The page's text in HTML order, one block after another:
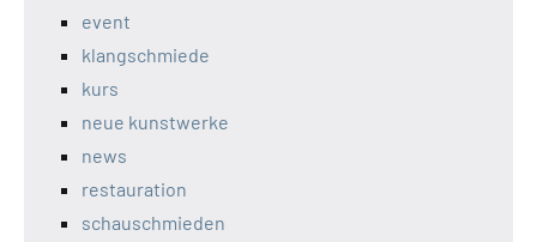
event
klangschmiede
kurs
neue kunstwerke
news
restauration
schauschmieden